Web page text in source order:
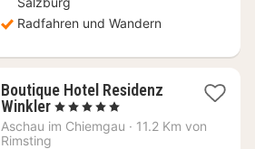
Radfahren und Wandern
Boutique Hotel Residenz
Winkler1
Nacht
, 5 Sterne
Aschau im Chiemgau · 11.2 Km von
Rimsting